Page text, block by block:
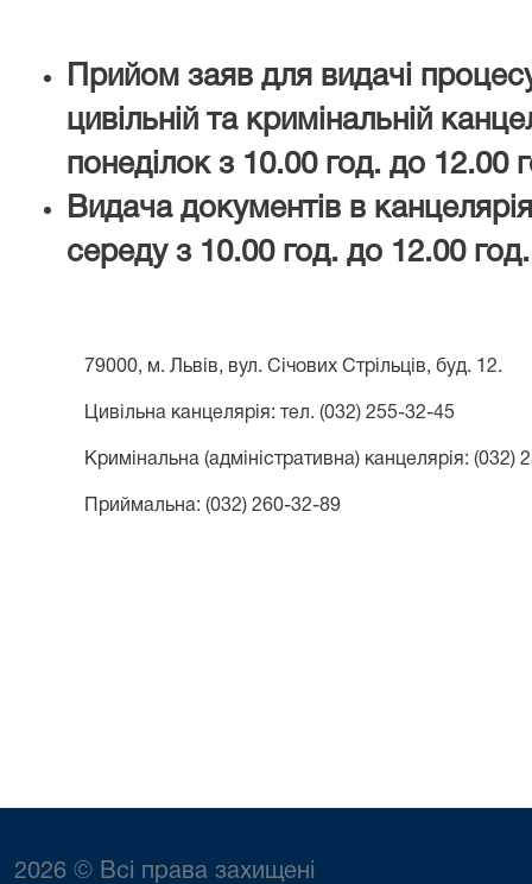
Прийом заяв для видачі
цивільній та кримінальній
понеділок з 10.00 год. до 12.00
Видача документів в
середу з 10.00 год. до 12.00 год.
79000, м. Львів, вул. Січових Стрільців, буд. 12.
Цивільна канцелярія: тел. (032) 255-32-45
Кримінальна (адміністративна) канцелярія: (032)
Приймальна: (032) 260-32-89
2026 © Всі права захищені